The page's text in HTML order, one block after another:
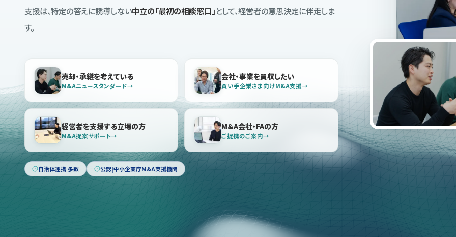
支援は、特定の答えに誘導しない中立の「最初の相談窓口」として、経営者の意思決定に伴走しま
す。
売却・承継を考えている
M&Aニュースタンダード
会社・事業を買収したい
買い手企業さま向けM&A支援
経営者を支援する立場の方
M&A提案サポート
M&A会社・FAの方
ご提携のご案内
自治体連携 多数 公認|中小企業庁M&A支援機関